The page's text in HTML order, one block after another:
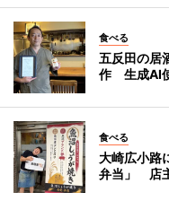
食べる
五反田の居
作 生成AI
食べる
大崎広小路
弁当」 店